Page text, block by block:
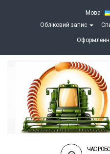
Мова
Обліковий запис
ЧАС